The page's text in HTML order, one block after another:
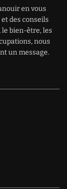
en vous
des conseils
le bien-être, les
nous
un message.